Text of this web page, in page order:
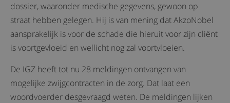
dossier, waaronder medische gegevens, gewoon op
straat hebben gelegen. Hij is van mening dat AkzoNobel
aansprakelijk is voor de schade die hieruit voor zijn cliënt
is voortgevloeid en wellicht nog zal voortvloeien.
De IGZ heeft tot nu 28 meldingen ontvangen van
mogelijke zwijgcontracten in de zorg. Dat laat een
woordvoerder desgevraagd weten. De meldingen lijken